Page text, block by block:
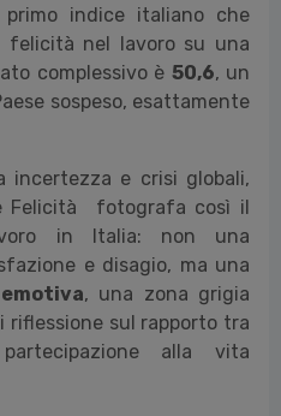
indice italiano che
felicità nel lavoro su una
complessivo è 50,6, un
sospeso, esattamente
incertezza e crisi globali,
Felicità fotografa così il
in Italia: non una
e disagio, ma una
, una zona grigia
riflessione sul rapporto tra
alla vita